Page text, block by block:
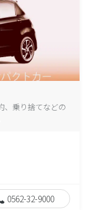
、乗り捨てなどの
0562-32-9000